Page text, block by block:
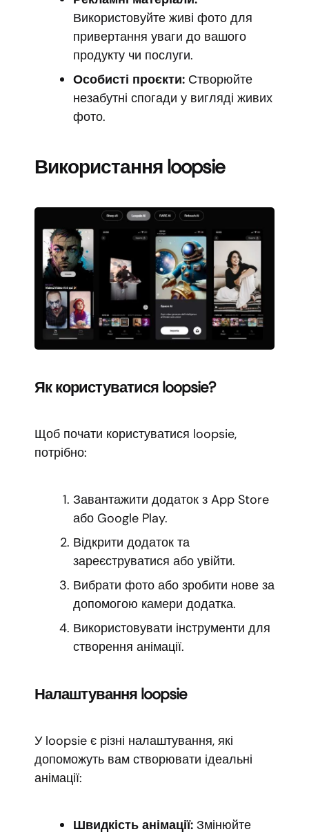
Використовуйте живі фото для
привертання уваги до вашого
продукту чи послуги.
Особисті проєкти: Створюйте
незабутні спогади у вигляді живих
фото.
Використання loopsie
Як користуватися loopsie?
Щоб почати користуватися loopsie,
потрібно:
Завантажити додаток з App Store
або Google Play.
Відкрити додаток та
зареєструватися або увійти.
Вибрати фото або зробити нове за
допомогою камери додатка.
Використовувати інструменти для
створення анімації.
Налаштування loopsie
У loopsie є різні налаштування, які
допоможуть вам створювати ідеальні
анімації:
Швидкість анімації: Змінюйте